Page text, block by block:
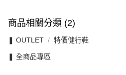
商品相關分類 (2)
❚ OUTLET 特價健行鞋
❚ 全商品專區